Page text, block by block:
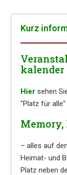
Kurz
kalender
Hier sehen
"Platz für
Memory,
– alles auf
Heimat- und
Platz neben